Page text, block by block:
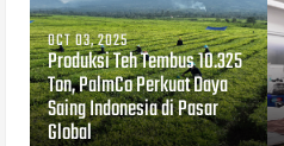
OCT 03, 2025
Produksi Teh Tembus 10.325
Ton, PalmCo Perkuat Daya
Saing Indonesia di Pasar
Global